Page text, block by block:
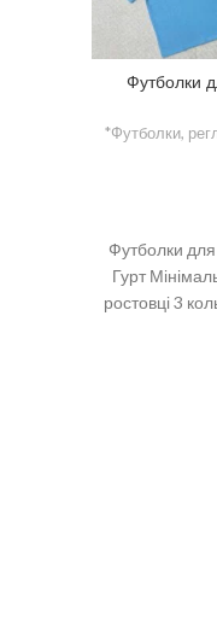
Футболки
*Футболки,
Футболки для
Гурт
ростовці 3